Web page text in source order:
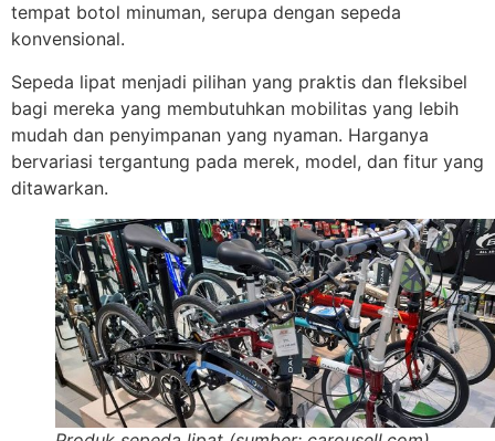
tempat botol minuman, serupa dengan sepeda
konvensional.
Sepeda lipat menjadi pilihan yang praktis dan fleksibel
bagi mereka yang membutuhkan mobilitas yang lebih
mudah dan penyimpanan yang nyaman. Harganya
bervariasi tergantung pada merek, model, dan fitur yang
ditawarkan.